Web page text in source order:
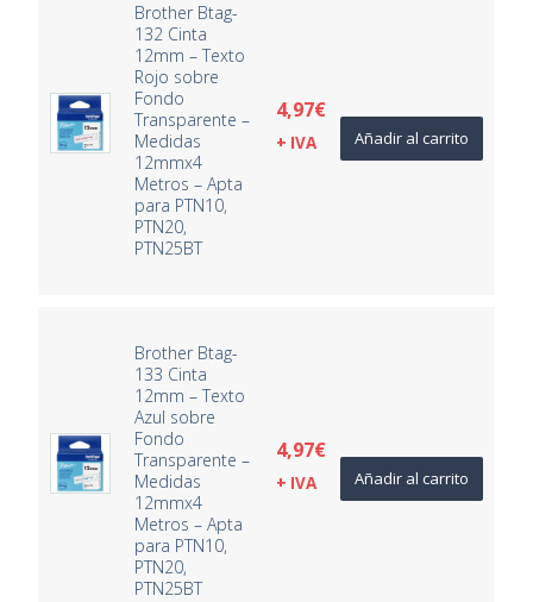
Brother Btag-
132 Cinta
12mm – Texto
Rojo sobre
Fondo
Transparente –
Medidas
12mmx4
Metros – Apta
para PTN10,
PTN20,
PTN25BT
4,97€
+ IVA Añadir al carrito
Brother Btag-
133 Cinta
12mm – Texto
Azul sobre
Fondo
Transparente –
Medidas
12mmx4
Metros – Apta
para PTN10,
PTN20,
PTN25BT
4,97€
+ IVA Añadir al carrito